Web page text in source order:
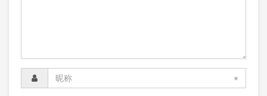
*